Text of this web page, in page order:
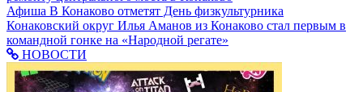
Афиша В Конаково отметят День физкультурника
Конаковский округ Илья Аманов из Конаково стал первым в
командной гонке на «Народной регате»
НОВОСТИ